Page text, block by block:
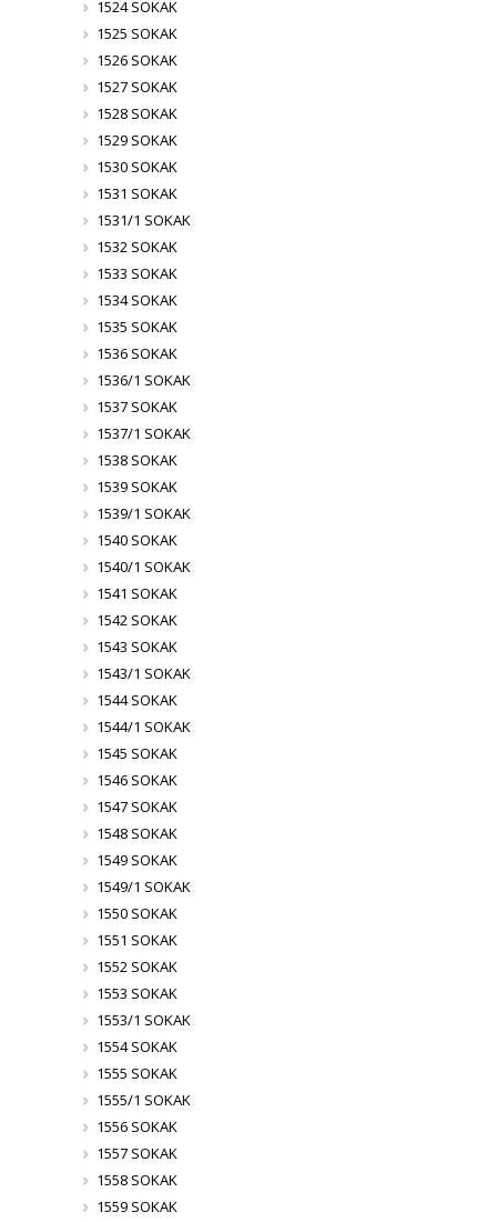
1524 SOKAK
1525 SOKAK
1526 SOKAK
1527 SOKAK
1528 SOKAK
1529 SOKAK
1530 SOKAK
1531 SOKAK
1531/1 SOKAK
1532 SOKAK
1533 SOKAK
1534 SOKAK
1535 SOKAK
1536 SOKAK
1536/1 SOKAK
1537 SOKAK
1537/1 SOKAK
1538 SOKAK
1539 SOKAK
1539/1 SOKAK
1540 SOKAK
1540/1 SOKAK
1541 SOKAK
1542 SOKAK
1543 SOKAK
1543/1 SOKAK
1544 SOKAK
1544/1 SOKAK
1545 SOKAK
1546 SOKAK
1547 SOKAK
1548 SOKAK
1549 SOKAK
1549/1 SOKAK
1550 SOKAK
1551 SOKAK
1552 SOKAK
1553 SOKAK
1553/1 SOKAK
1554 SOKAK
1555 SOKAK
1555/1 SOKAK
1556 SOKAK
1557 SOKAK
1558 SOKAK
1559 SOKAK